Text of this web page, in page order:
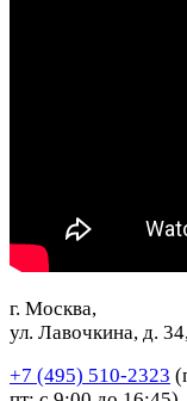
г. Москва,
ул. Лавочкина, д.
+7 (495) 510-2323